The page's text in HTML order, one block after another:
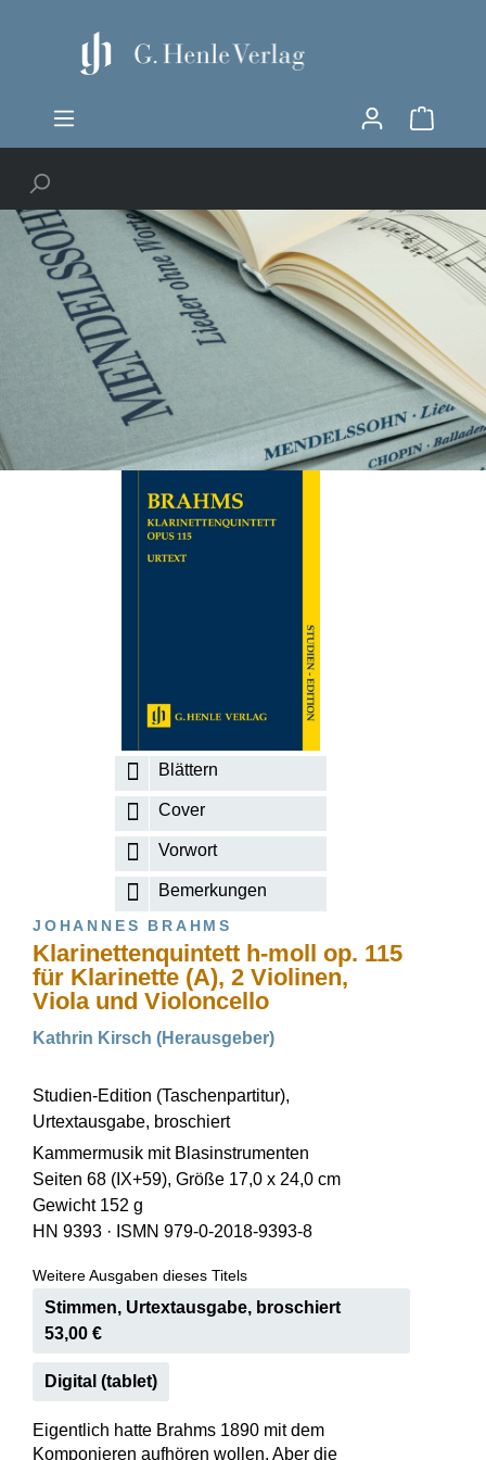
Blättern
Cover
Vorwort
Bemerkungen
JOHANNES BRAHMS
Klarinettenquintett h-moll op. 115
für Klarinette (A), 2 Violinen,
Viola und Violoncello
Kathrin Kirsch (Herausgeber)
Studien-Edition (Taschenpartitur),
Urtextausgabe, broschiert
Kammermusik mit Blasinstrumenten
Seiten 68 (IX+59), Größe 17,0 x 24,0 cm
Gewicht 152 g
HN 9393 · ISMN 979-0-2018-9393-8
Weitere Ausgaben dieses Titels
Stimmen, Urtextausgabe, broschiert
53,00 €
Digital (tablet)
Eigentlich hatte Brahms 1890 mit dem
Komponieren aufhören wollen. Aber die